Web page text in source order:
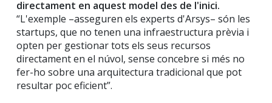
directament en aquest model des de l'inici.
“L'exemple –asseguren els experts d'Arsys– són les
startups, que no tenen una infraestructura prèvia i
opten per gestionar tots els seus recursos
directament en el núvol, sense concebre si més no
fer-ho sobre una arquitectura tradicional que pot
resultar poc eficient”.